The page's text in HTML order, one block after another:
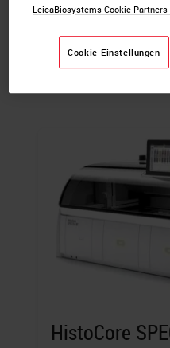
ERFAHREN SIE MEHR
HistoCore
LeicaBiosystems Cookie
Cookie-Einstellungen